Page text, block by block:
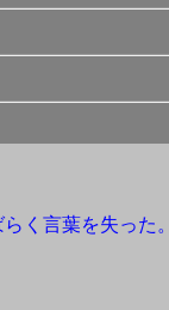
く言葉を失った。